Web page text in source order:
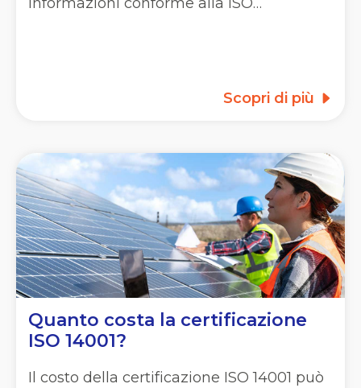
Informazioni conforme alla ISO…
Scopri di più
Quanto costa la certificazione
ISO 14001?
Il costo della certificazione ISO 14001 può